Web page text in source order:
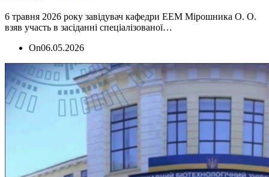
6 травня 2026 року завідувач кафедри ЕЕМ Мірошника О. О.
взяв участь в засіданні спеціалізованої…
On06.05.2026